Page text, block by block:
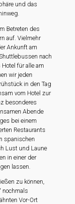
und das
Betreten des
auf. Vielmehr
Ankunft am
nach
für alle am
wir jeden
in den Tag
vom Hotel zur
besonderes
Abende
bei einem
Restaurants
spanischen
Lust und Laune
in einer der
lassen.
zu können,
nochmals
Vor-Ort